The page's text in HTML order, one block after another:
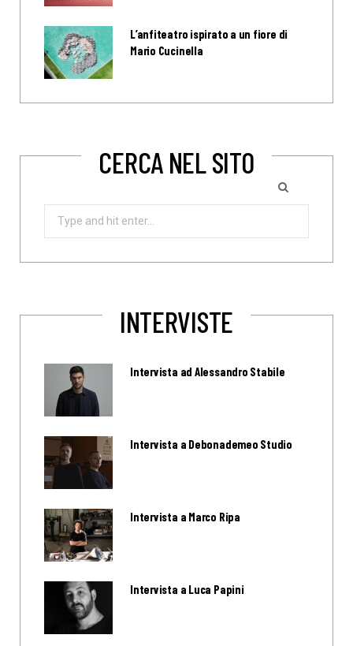
L’anfiteatro ispirato a un fiore di
Mario Cucinella
CERCA NEL SITO
Search
INTERVISTE
Intervista ad Alessandro Stabile
Intervista a Debonademeo Studio
Intervista a Marco Ripa
Intervista a Luca Papini